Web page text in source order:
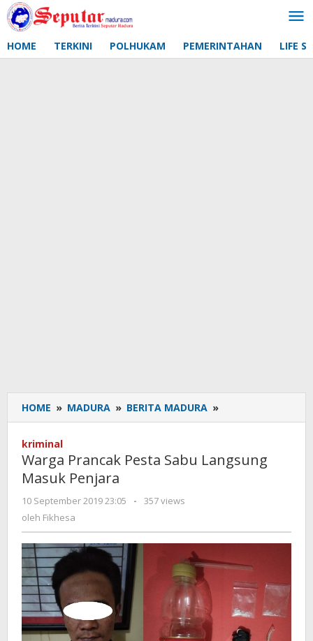
Lewati
ke
HOME TERKINI POLHUKAM PEMERINTAHAN LIFE
HOME » MADURA » BERITA MADURA »
Prancak
Langsung
kriminal
Warga Prancak Pesta Sabu Langsung
Masuk Penjara
10 September 2019 23:05
oleh
-
357 views
oleh Fikhesa